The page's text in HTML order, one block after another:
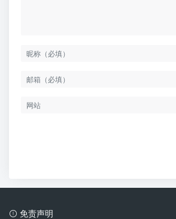
免责声明